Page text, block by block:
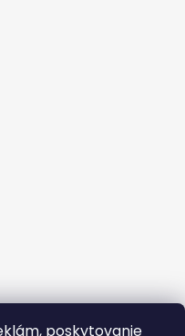
poskytovanie